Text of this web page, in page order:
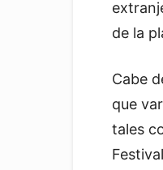
de la
Cabe
que
tales